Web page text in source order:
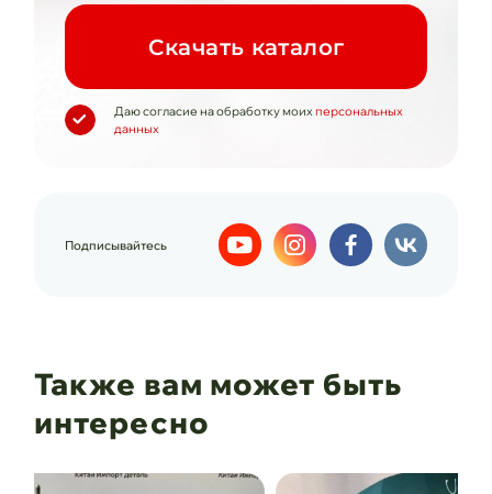
Cкачать каталог
Даю согласие на обработку моих персональных
данных
Подписывайтесь
Также вам может быть
интересно